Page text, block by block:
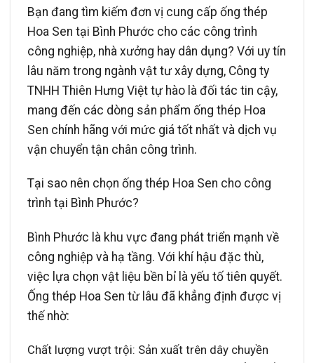
Bạn đang tìm kiếm đơn vị cung cấp ống thép
Hoa Sen tại Bình Phước cho các công trình
công nghiệp, nhà xưởng hay dân dụng? Với uy tín
lâu năm trong ngành vật tư xây dựng, Công ty
TNHH Thiên Hưng Việt tự hào là đối tác tin cậy,
mang đến các dòng sản phẩm ống thép Hoa
Sen chính hãng với mức giá tốt nhất và dịch vụ
vận chuyển tận chân công trình.
Tại sao nên chọn ống thép Hoa Sen cho công
trình tại Bình Phước?
Bình Phước là khu vực đang phát triển mạnh về
công nghiệp và hạ tầng. Với khí hậu đặc thù,
việc lựa chọn vật liệu bền bỉ là yếu tố tiên quyết.
Ống thép Hoa Sen từ lâu đã khẳng định được vị
thế nhờ:
Chất lượng vượt trội: Sản xuất trên dây chuyền